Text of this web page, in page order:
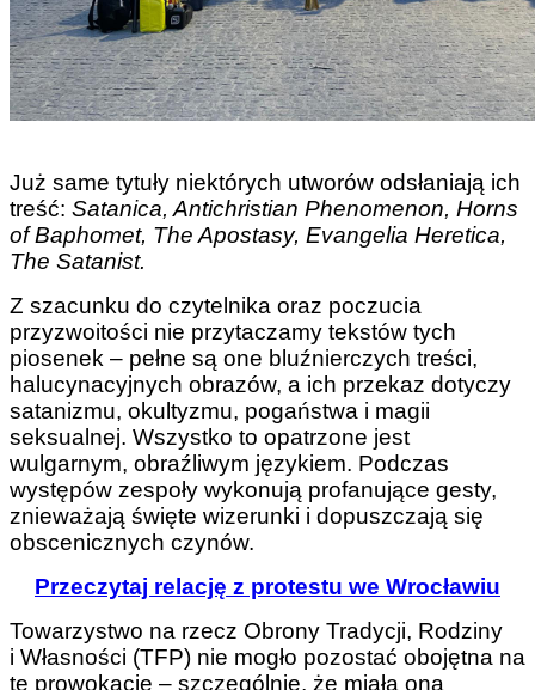
Już same tytuły niektórych utworów odsłaniają ich
treść: Satanica, Antichristian Phenomenon, Horns
of Baphomet, The Apostasy, Evangelia Heretica,
The Satanist.
Z szacunku do czytelnika oraz poczucia
przyzwoitości nie przytaczamy tekstów tych
piosenek – pełne są one bluźnierczych treści,
halucynacyjnych obrazów, a ich przekaz dotyczy
satanizmu, okultyzmu, pogaństwa i magii
seksualnej. Wszystko to opatrzone jest
wulgarnym, obraźliwym językiem. Podczas
występów zespoły wykonują profanujące gesty,
znieważają święte wizerunki i dopuszczają się
obscenicznych czynów.
Przeczytaj relację z protestu we Wrocławiu
Towarzystwo na rzecz Obrony Tradycji, Rodziny
i Własności (TFP) nie mogło pozostać obojętna na
tę prowokację – szczególnie, że miała ona